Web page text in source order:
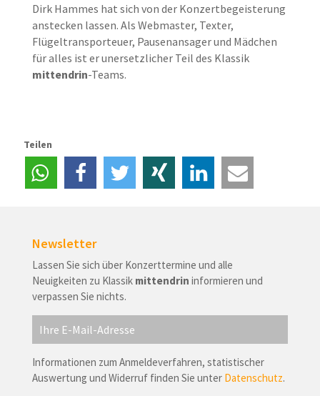
Dirk Hammes hat sich von der Konzertbegeisterung
anstecken lassen. Als Webmaster, Texter,
Flügeltransporteuer, Pausenansager und Mädchen
für alles ist er unersetzlicher Teil des Klassik
mittendrin-Teams.
Teilen
Newsletter
Lassen Sie sich über Konzerttermine und alle
Neuigkeiten zu Klassik mittendrin informieren und
verpassen Sie nichts.
Informationen zum Anmeldeverfahren, statistischer
Auswertung und Widerruf finden Sie unter Datenschutz.